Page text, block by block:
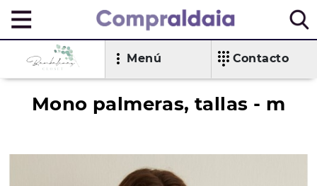
Menú Contacto
Mono palmeras, tallas - m